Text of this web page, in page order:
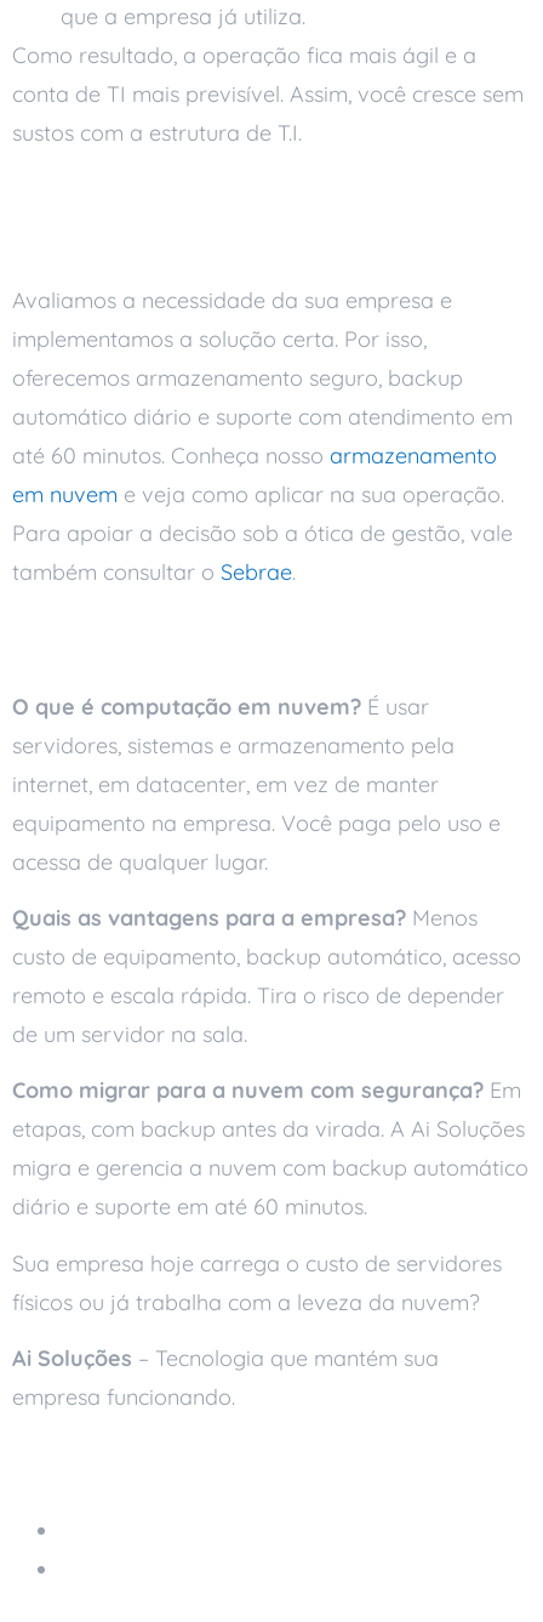
que a empresa já utiliza.
Como resultado, a operação fica mais ágil e a
conta de TI mais previsível. Assim, você cresce sem
sustos com a estrutura de T.I.
Avaliamos a necessidade da sua empresa e
implementamos a solução certa. Por isso,
oferecemos armazenamento seguro, backup
automático diário e suporte com atendimento em
até 60 minutos. Conheça nosso armazenamento
em nuvem e veja como aplicar na sua operação.
Para apoiar a decisão sob a ótica de gestão, vale
também consultar o Sebrae.
O que é computação em nuvem? É usar
servidores, sistemas e armazenamento pela
internet, em datacenter, em vez de manter
equipamento na empresa. Você paga pelo uso e
acessa de qualquer lugar.
Quais as vantagens para a empresa? Menos
custo de equipamento, backup automático, acesso
remoto e escala rápida. Tira o risco de depender
de um servidor na sala.
Como migrar para a nuvem com segurança? Em
etapas, com backup antes da virada. A Ai Soluções
migra e gerencia a nuvem com backup automático
diário e suporte em até 60 minutos.
Sua empresa hoje carrega o custo de servidores
físicos ou já trabalha com a leveza da nuvem?
Ai Soluções – Tecnologia que mantém sua
empresa funcionando.